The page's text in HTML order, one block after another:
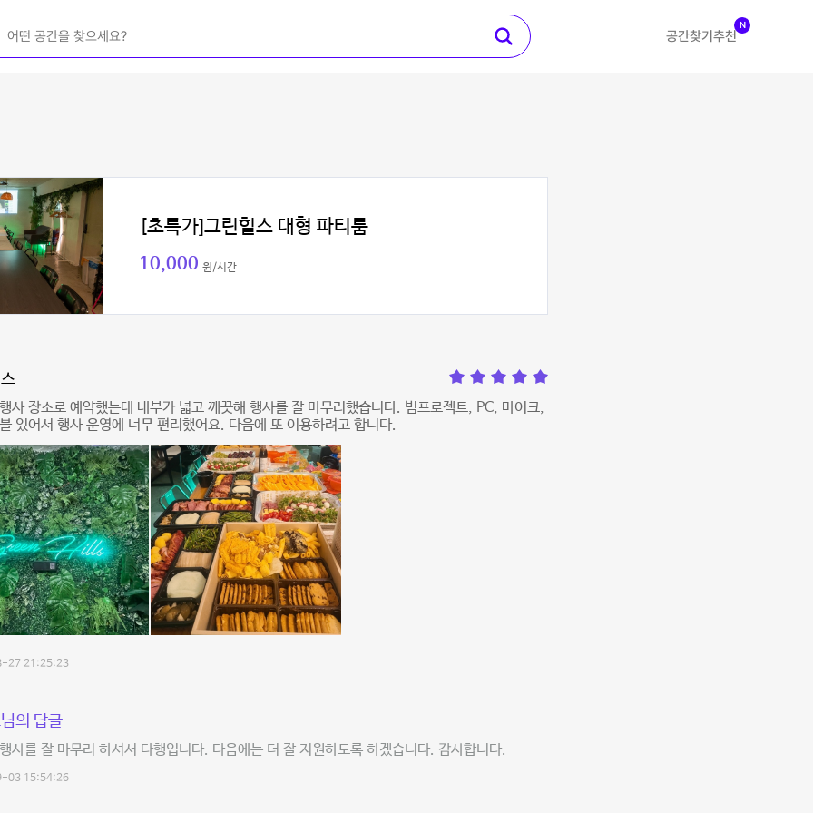
공간찾기 추천
N
[초특가]그린힐스 대형 파티룸
10,000 원/시간
사 장소로 예약했는데 내부가 넓고 깨끗해 행사를 잘 마무리했습니다. 빔프로젝트, PC, 마이크,
있어서 행사 운영에 너무 편리했어요. 다음에 또 이용하려고 합니다.
27 21:25:23
의 답글
사를 잘 마무리 하셔서 다행입니다. 다음에는 더 잘 지원하도록 하겠습니다. 감사합니다.
03 15:54:26